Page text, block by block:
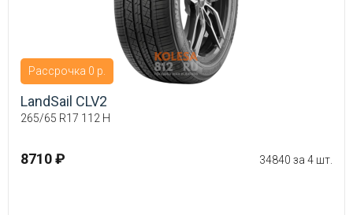
Рассрочка 0 р.
LandSail CLV2
265/65 R17 112 H
8710 ₽ 34840 за 4 шт.